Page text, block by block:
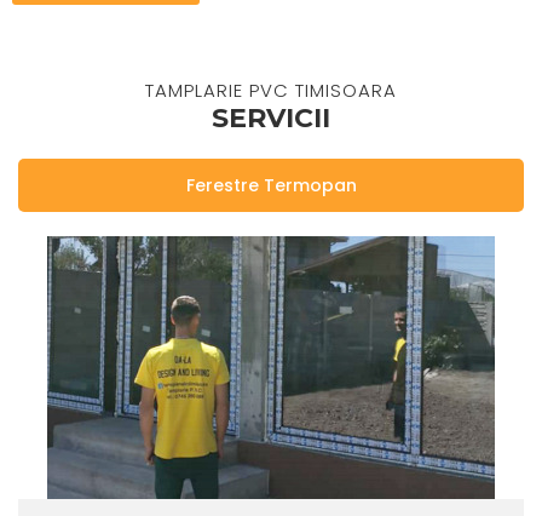
TAMPLARIE PVC TIMISOARA
SERVICII
Ferestre Termopan